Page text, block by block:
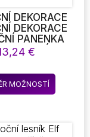
DEKORACE
DEKORACE
PANENKA
VÁNOČNÍ
VÁNOČNÍ
€
MOŽNOSTÍ
Tento
produkt
variant.